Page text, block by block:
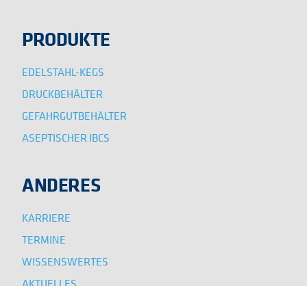
PRODUKTE
EDELSTAHL-KEGS
DRUCKBEHÄLTER
GEFAHRGUTBEHÄLTER
ASEPTISCHER IBCS
ANDERES
KARRIERE
TERMINE
WISSENSWERTES